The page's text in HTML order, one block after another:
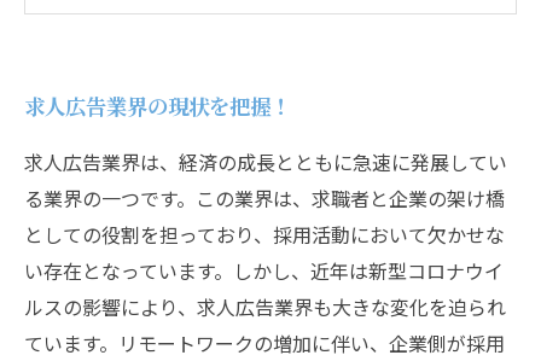
求人広告業界の現状を把握！
求人広告業界は、経済の成長とともに急速に発展してい
る業界の一つです。この業界は、求職者と企業の架け橋
としての役割を担っており、採用活動において欠かせな
い存在となっています。しかし、近年は新型コロナウイ
ルスの影響により、求人広告業界も大きな変化を迫られ
ています。リモートワークの増加に伴い、企業側が採用